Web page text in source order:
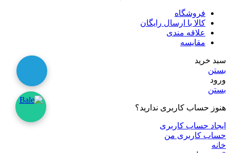
فروشگاه
کالا با ارسال رایگان
علاقه مندی
مقایسه
سبد خرید
بستن
ورود
بستن
هنوز حساب کاربری ندارید؟
ایجاد حساب کاربری
حساب کاربری من
خانه